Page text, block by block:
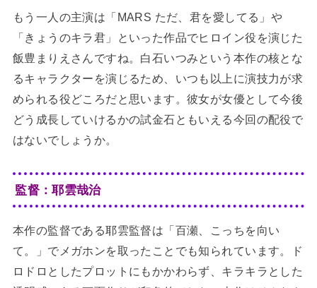
もう一人の主演は「MARS ただ、君を愛してる」や
「きょうのキラ君」といった作品でヒロイン役を演じた
飯豊まりえさんですね。白石いつみという本作の核とな
るキャラクターを演じるため、いつも以上に演技力が求
められる役どころだと思います。彼女が女優として今後
どう成長していけるかの試金石ともいえる今回の配役で
はないでしょうか。
監督：耶雲哉治
本作の監督である耶雲監督は「百瀬、こっちを向い
て。」でメガホンを取ったことでも知られています。ド
ロドロとしたプロットにもかかわらず、キラキラとした